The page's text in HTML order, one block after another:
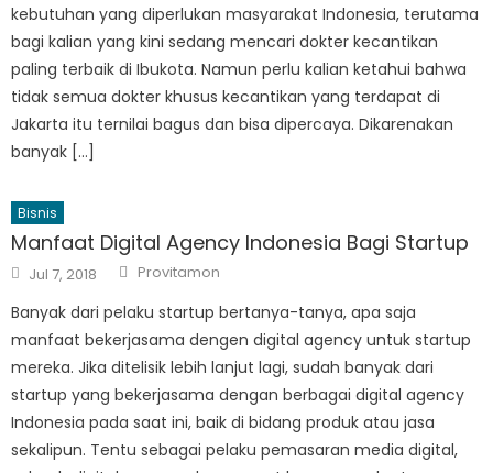
kebutuhan yang diperlukan masyarakat Indonesia, terutama
bagi kalian yang kini sedang mencari dokter kecantikan
paling terbaik di Ibukota. Namun perlu kalian ketahui bahwa
tidak semua dokter khusus kecantikan yang terdapat di
Jakarta itu ternilai bagus dan bisa dipercaya. Dikarenakan
banyak […]
Bisnis
Manfaat Digital Agency Indonesia Bagi Startup
Posted
on
Jul 7, 2018 Author
Provitamon
Banyak dari pelaku startup bertanya-tanya, apa saja
manfaat bekerjasama dengen digital agency untuk startup
mereka. Jika ditelisik lebih lanjut lagi, sudah banyak dari
startup yang bekerjasama dengan berbagai digital agency
Indonesia pada saat ini, baik di bidang produk atau jasa
sekalipun. Tentu sebagai pelaku pemasaran media digital,